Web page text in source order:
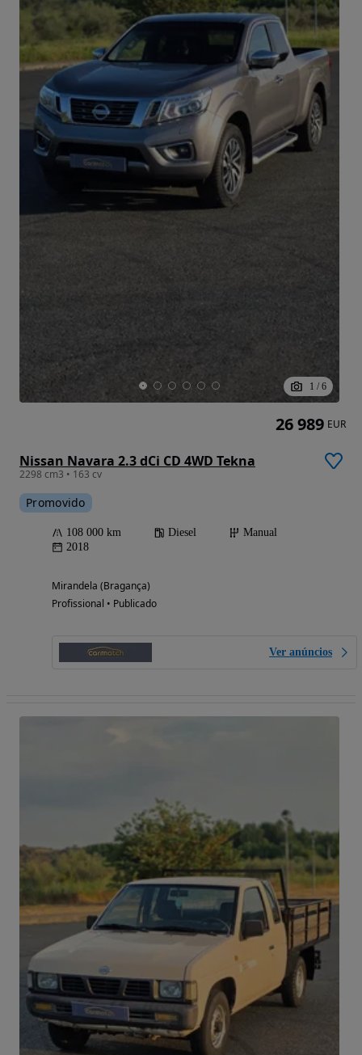
1 / 6
Nissan Navara 2.3 dCi CD 4WD Tekna
2298 cm3 • 163 cv
Promovido
108 000 km Diesel
Manual
2018
Mirandela (Bragança)
Profissional • Publicado
Ver anúncios
26 989 EUR